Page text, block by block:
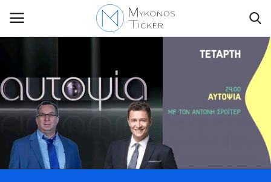
Contact Us
Politique
Business